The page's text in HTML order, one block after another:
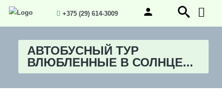
+375 (29) 614-3009
АВТОБУСНЫЙ ТУР
ВЛЮБЛЕННЫЕ В СОЛНЦЕ...